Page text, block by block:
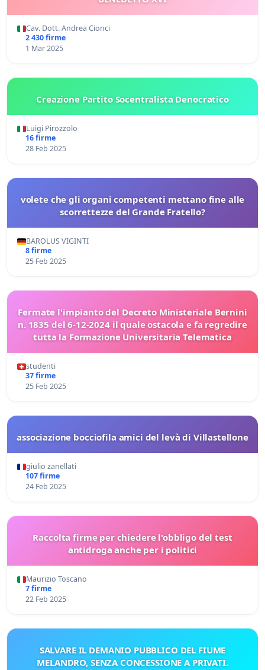
Cav. Dott. Andrea Cionci
2 430 firme
1 Mar 2025
Creazione Partito Socentralista Denocratico
Luigi Pirozzolo
16 firme
28 Feb 2025
volete che gli organi competenti mettano fine alle
scorrettezze del Grande Fratello?
BAROLUS VIGINTI
8 firme
25 Feb 2025
Fermate l'impianto del Decreto Ministeriale Bernini
n. 1835 del 6-12-2024 il quale ostacola e fa regredire
tutta la Formazione Universitaria Telematica
studenti
37 firme
25 Feb 2025
associazione bocciofila amici del levà di Villastellone
giulio zanellati
107 firme
24 Feb 2025
Raccolta firme per chiedere l'obbligo del test
antidroga anche per i politici
Maurizio Toscano
7 firme
22 Feb 2025
SALVARE IL DEMANIO PUBBLICO DEL FIUME
MELANDRO, SENZA CONCESSIONE A PRIVATI.